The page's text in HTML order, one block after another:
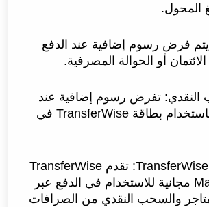
المحول.
يتم فرض رسوم إضافية عند الدفع
أو الحوالة المصرفية.
النقدي: تفرض رسوم إضافية عند
السحب النقدي باستخدام بطاقة TransferWise في
4. رسوم بطاقة TransferWise: تقدم TransferWise
بطاقة Mastercard مجانية للاستخدام في الدفع عبر
والسحب النقدي من الصرافات